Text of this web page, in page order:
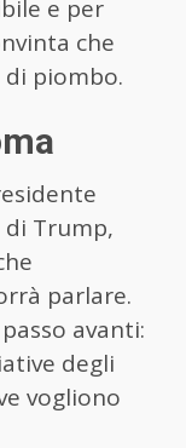
e per
che
piombo.
di Trump,
parlare.
avanti:
degli
vogliono